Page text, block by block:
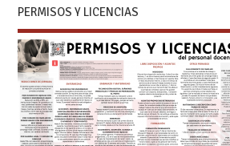
PERMISOS Y LICENCIAS